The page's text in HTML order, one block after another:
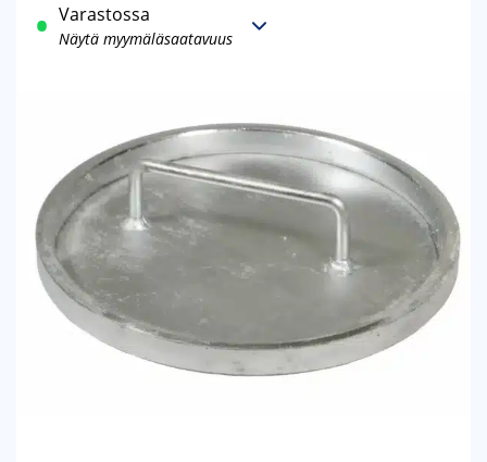
Varastossa
Näytä myymäläsaatavuus